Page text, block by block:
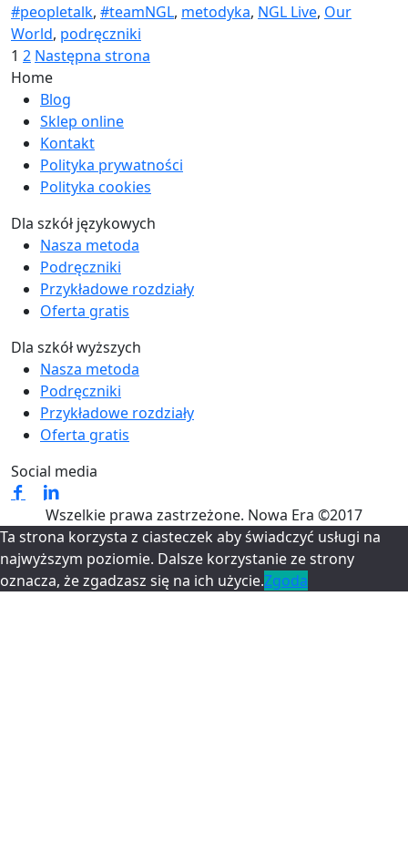
#peopletalk, #teamNGL, metodyka, NGL Live, Our
World, podręczniki
Stronicowanie
wpisów
Strona
1 Strona
2 Następna strona
Home
Blog
Sklep online
Kontakt
Polityka prywatności
Polityka cookies
Dla szkół językowych
Nasza metoda
Podręczniki
Przykładowe rozdziały
Oferta gratis
Dla szkół wyższych
Nasza metoda
Podręczniki
Przykładowe rozdziały
Oferta gratis
Social media
Wszelkie prawa zastrzeżone. Nowa Era ©2017
Ta strona korzysta z ciasteczek aby świadczyć usługi na
najwyższym poziomie. Dalsze korzystanie ze strony
oznacza, że zgadzasz się na ich użycie.Zgoda